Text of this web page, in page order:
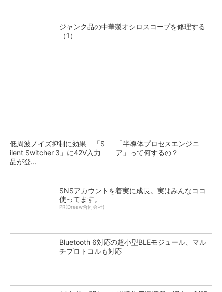
ジャンク品の中華製オシロスコープを修理する
（1）
低周波ノイズ抑制に効果 「S
ilent Switcher 3」に42V入力
品が登...
「半導体プロセスエンジニ
ア」って何するの？
SNSアカウントを着実に成長。実はみんなココ
使ってます。
PR(Dreaw合同会社)
Bluetooth 6対応の超小型BLEモジュール、マル
チプロトコルも対応